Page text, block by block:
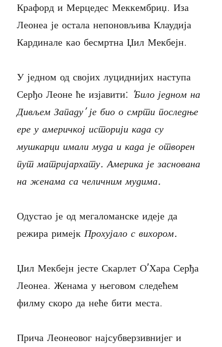
Крафорд и Мерцедес Меккембриџ. Иза
Леонеа је остала непоновљива Клаудија
Кардинале као бесмртна Џил Мекбејн.
У једном од својих луциднијих наступа
Серђо Леоне ће изјавити: ’Било једном на
Дивљем Западу’ је био о смрти последње
ере у америчкој историји када су
мушкарци имали муда и када је отворен
пут матријархату. Америка је заснована
на женама са челичним мудима.
Одустао је од мегаломанске идеје да
режира римејк Прохујало с вихором.
Џил Мекбејн јесте Скарлет О’Хара Серђа
Леонеа. Женама у његовом следећем
филму скоро да неће бити места.
Прича Леонеовог најсубверзивнијег и